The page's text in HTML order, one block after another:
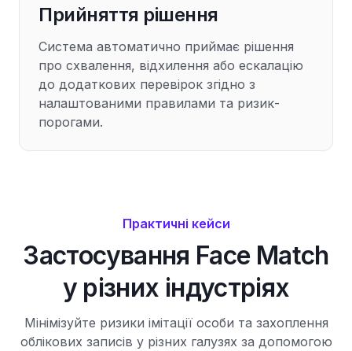
Прийняття рішення
Система автоматично приймає рішення
про схвалення, відхилення або ескалацію
до додаткових перевірок згідно з
налаштованими правилами та ризик-
порогами.
Практичні кейси
Застосування Face Match
у різних індустріях
Мінімізуйте ризики імітації особи та захоплення
облікових записів у різних галузях за допомогою